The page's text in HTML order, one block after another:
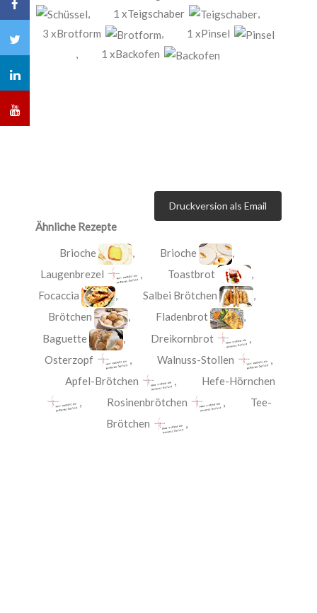
, 1 xTeigschaber
,
3 xBrotform
,
1 xPinsel
,
1 xBackofen
Druckversion als Email
Ähnliche Rezepte
Brioche , Brioche
,
Laugenbrezel
, Toastbrot
,
Focaccia
, Salbei Brötchen
,
Brötchen
, Fladenbrot
,
Baguette
, Dreikornbrot
,
Osterzopf
, Walnuss-Stollen
,
Apfel-Brötchen
, Hefe-Hörnchen
, Rosinenbrötchen , Tee-
Brötchen
,